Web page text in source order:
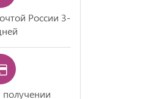
России 3-